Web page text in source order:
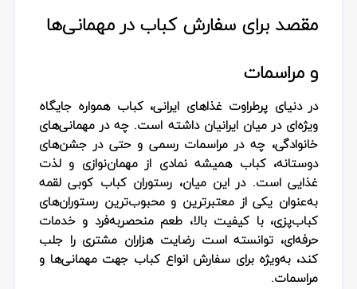
مقصد برای سفارش کباب در مهمانی‌ها
و مراسمات
در دنیای پرطراوت غذاهای ایرانی، کباب همواره جایگاه
ویژه‌ای در میان ایرانیان داشته است. چه در مهمانی‌های
خانوادگی، چه در مراسمات رسمی و حتی در جشن‌های
دوستانه، کباب همیشه نمادی از مهمان‌نوازی و لذت
غذایی است. در این میان، رستوران کباب کوبی لقمه
به‌عنوان یکی از معتبرترین و محبوب‌ترین رستوران‌های
کباب‌پزی، با کیفیت بالا، طعم منحصربه‌فرد و خدمات
حرفه‌ای، توانسته است رضایت هزاران مشتری را جلب
کند، به‌ویژه برای سفارش انواع کباب جهت مهمانی‌ها و
مراسمات.